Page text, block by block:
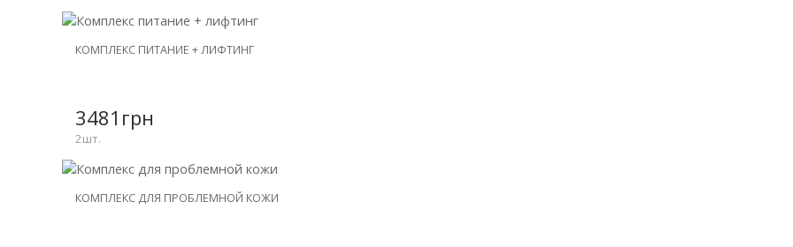
НОВИНКА
-26%
КОМПЛЕКС ПИТАНИЕ + ЛИФТИНГ
3481грн
2шт.
НОВИНКА
КОМПЛЕКС ДЛЯ ПРОБЛЕМНОЙ КОЖИ